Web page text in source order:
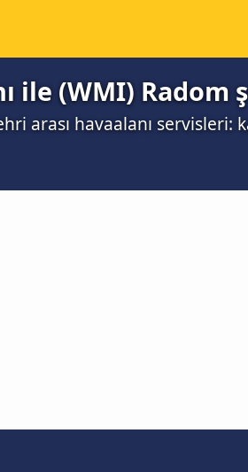
ile (WMI) Radom
arası havaalanı servisleri: